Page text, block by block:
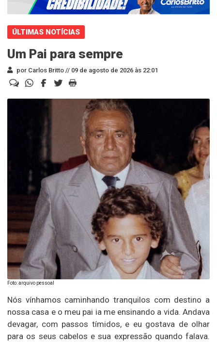
ÚLTIMAS NOTÍCIAS
Um Pai para sempre
por Carlos Britto // 09 de agosto de 2026 às 22:01
Foto: arquivo pessoal
Nós vínhamos caminhando tranquilos com destino a
nossa casa e o meu pai ia me ensinando a vida. Andava
devagar, com passos tímidos, e eu gostava de olhar
para os seus cabelos e sua expressão quando falava.